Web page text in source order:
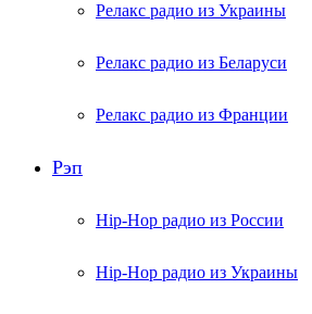
Релакс радио из Украины
Релакс радио из Беларуси
Релакс радио из Франции
Рэп
Hip-Hop радио из России
Hip-Hop радио из Украины